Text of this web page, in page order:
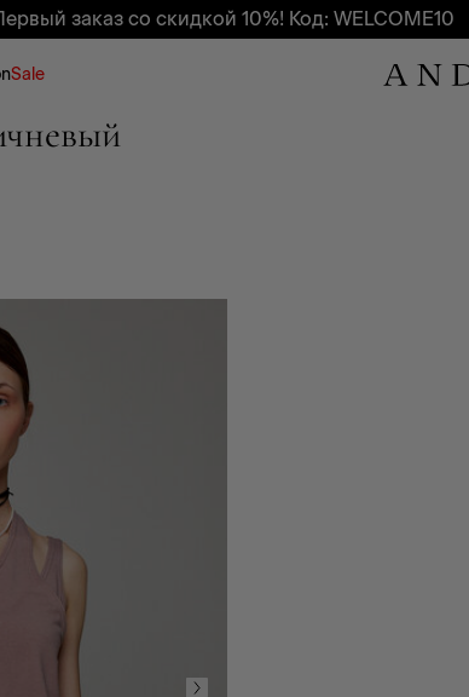
заказ со скидкой 10%! Код: WELCOME10
Sale